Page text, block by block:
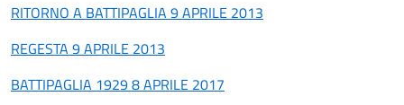
RITORNO A BATTIPAGLIA 9 APRILE 2013
REGESTA 9 APRILE 2013
BATTIPAGLIA 1929 8 APRILE 2017